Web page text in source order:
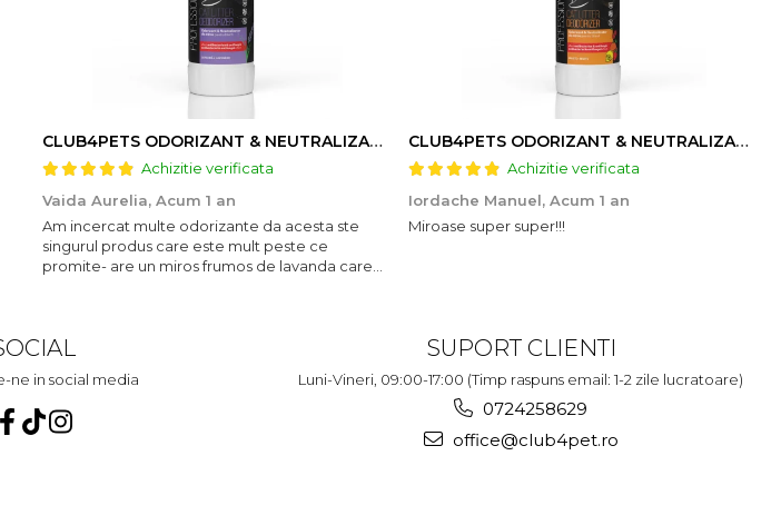
CLUB4PETS ODORIZANT & NEUTRALIZATOR DE MIROS PENTRU LITIERĂ, CU AROMĂ DE LAVANDĂ, 500g
Achizitie verificata
Vaida Aurelia, Acum 1 an
Am incercat multe odorizante da acesta ste
singurul produs care este mult peste ce
promite- are un miros frumos de lavanda care
CLUB4PETS ODORIZANT & NEUTRALIZATOR DE MIROS PENTRU LITIERĂ, CU AROMĂ DE FRUCTE, 500g
Achizitie verificata
Iordache Manuel, Acum 1 an
Miroase super super!!!
ne in social media
SUPORT CLIENTI
Luni-Vineri, 09:00-17:00 (Timp raspuns email: 1-2 zile lucratoare)
0724258629
office@club4pet.ro